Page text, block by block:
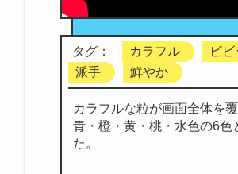
タグ： カラフル ビビ
派手
鮮やか
カラフルな粒が画面全体を
青・橙・黄・桃・水色の6色
た。